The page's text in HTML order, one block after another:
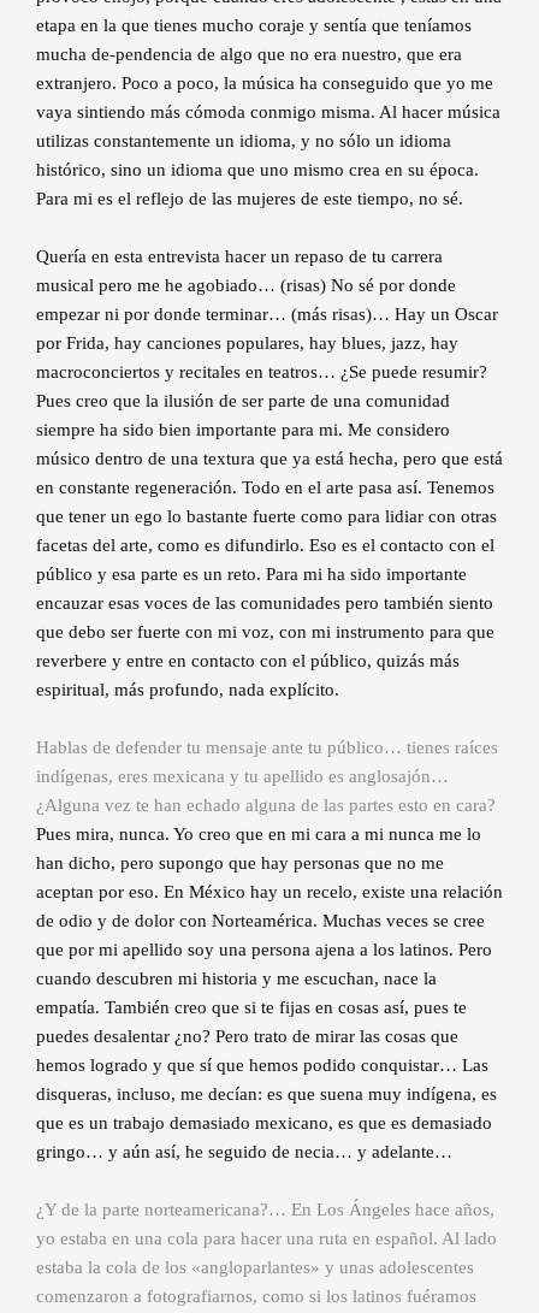
etapa en la que tienes mucho coraje y sentía que teníamos
mucha de-pendencia de algo que no era nuestro, que era
extranjero. Poco a poco, la música ha conseguido que yo me
vaya sintiendo más cómoda conmigo misma. Al hacer música
utilizas constantemente un idioma, y no sólo un idioma
histórico, sino un idioma que uno mismo crea en su época.
Para mi es el reflejo de las mujeres de este tiempo, no sé.
Quería en esta entrevista hacer un repaso de tu carrera
musical pero me he agobiado… (risas) No sé por donde
empezar ni por donde terminar… (más risas)… Hay un Oscar
por Frida, hay canciones populares, hay blues, jazz, hay
macroconciertos y recitales en teatros… ¿Se puede resumir?
Pues creo que la ilusión de ser parte de una comunidad
siempre ha sido bien importante para mi. Me considero
músico dentro de una textura que ya está hecha, pero que está
en constante regeneración. Todo en el arte pasa así. Tenemos
que tener un ego lo bastante fuerte como para lidiar con otras
facetas del arte, como es difundirlo. Eso es el contacto con el
público y esa parte es un reto. Para mi ha sido importante
encauzar esas voces de las comunidades pero también siento
que debo ser fuerte con mi voz, con mi instrumento para que
reverbere y entre en contacto con el público, quizás más
espiritual, más profundo, nada explícito.
Hablas de defender tu mensaje ante tu público… tienes raíces
indígenas, eres mexicana y tu apellido es anglosajón…
¿Alguna vez te han echado alguna de las partes esto en cara?
Pues mira, nunca. Yo creo que en mi cara a mi nunca me lo
han dicho, pero supongo que hay personas que no me
aceptan por eso. En México hay un recelo, existe una relación
de odio y de dolor con Norteamérica. Muchas veces se cree
que por mi apellido soy una persona ajena a los latinos. Pero
cuando descubren mi historia y me escuchan, nace la
empatía. También creo que si te fijas en cosas así, pues te
puedes desalentar ¿no? Pero trato de mirar las cosas que
hemos logrado y que sí que hemos podido conquistar… Las
disqueras, incluso, me decían: es que suena muy indígena, es
que es un trabajo demasiado mexicano, es que es demasiado
gringo… y aún así, he seguido de necia… y adelante…
¿Y de la parte norteamericana?… En Los Ángeles hace años,
yo estaba en una cola para hacer una ruta en español. Al lado
estaba la cola de los «angloparlantes» y unas adolescentes
comenzaron a fotografiarnos, como si los latinos fuéramos